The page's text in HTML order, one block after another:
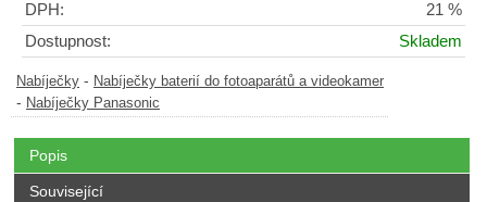
DPH:
21 %
Dostupnost:
Skladem
Nabíječky - Nabíječky baterií do fotoaparátů a videokamer
- Nabíječky Panasonic
Popis
Související